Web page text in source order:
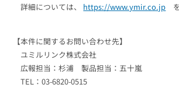
詳細については、 https://www.ymir.co.jp
【本件に関するお問い合わせ先】
ユミルリンク株式会社
広報担当：杉浦 製品担当：五十嵐
TEL：03-6820-0515